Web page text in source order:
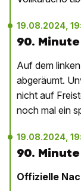
19.08.2024,
90. Minute
Auf dem
abgeräumt.
nicht auf
noch mal ein
19.08.2024,
90. Minute
Offizielle